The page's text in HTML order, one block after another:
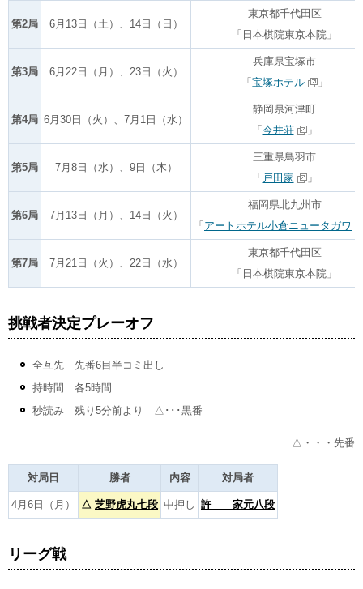
第2局 6月13日（土）、14日（日）
東京都千代田区
「日本棋院東京本院」
第3局 6月22日（月）、23日（火）
兵庫県宝塚市
「 宝塚ホテル 」
第4局 6月30日（火）、7月1日（水）
静岡県河津町
「 今井荘 」
第5局 7月8日（水）、9日（木）
三重県鳥羽市
「 戸田家 」
第6局 7月13日（月）、14日（火）
福岡県北九州市
「 アートホテル小倉ニュータガワ
第7局 7月21日（火）、22日（水）
東京都千代田区
「日本棋院東京本院」
挑戦者決定プレーオフ
全互先 先番6目半コミ出し
持時間 各5時間
秒読み 残り5分前より △･･･黒番
△・・・先番
対局日 勝者 内容 対局者
4月6日（月） △ 芝野虎丸七段 中押し 許 家元八段
リーグ戦